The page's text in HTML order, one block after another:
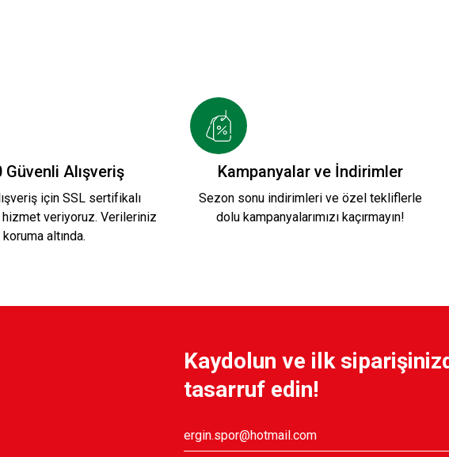
Güvenli Alışveriş
için SSL sertifikalı
hizmet veriyoruz. Verileriniz
koruma altında.
Kampanyalar ve İndirimler
Sezon sonu indirimleri ve özel tekliflerle
dolu kampanyalarımızı kaçırmayın!
Kaydolun ve ilk
tasarruf edin!